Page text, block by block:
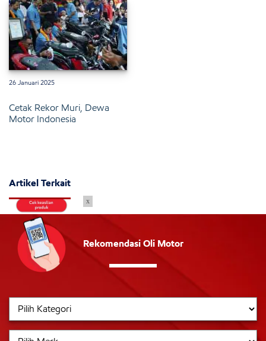
26 Januari 2025
Cetak Rekor Muri, Dewa
Motor Indonesia
Artikel Terkait
Rekomendasi Oli Motor
x